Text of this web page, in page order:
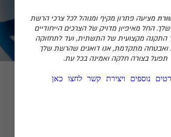
מציעה פתרון מקיף ומנוהל לכל צרכי הרשת
החל מאיפיון מדויק של הצרכים הייחודיים
התקנה מקצועית של התשתית, ועד לתחזוקה
מתקדמת, אנו דואגים שהרשת שלך
תפעל בצורה חלקה ואמינה בכל עת.
נוספים ויצירת קשר לחצו כאן